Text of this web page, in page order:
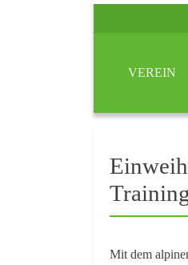
VEREIN
Mit dem